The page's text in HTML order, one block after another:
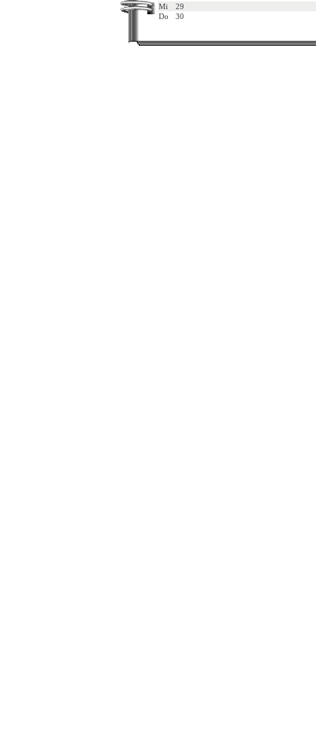
Mi
29
Do
30